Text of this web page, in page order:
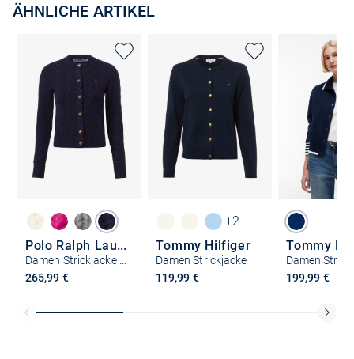
ÄHNLICHE ARTIKEL
Polo Ralph Lauren
265,99 €
+2
Tommy Hilfiger
Damen Strickjacke
119,99 €
Tommy
Damen
199,99 €